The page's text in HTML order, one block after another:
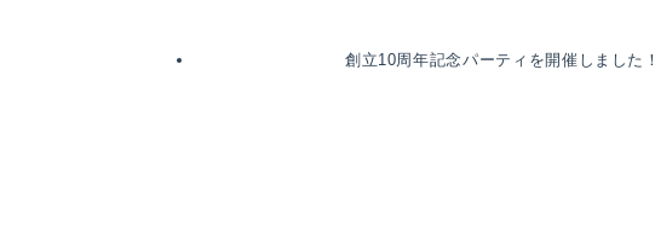
創立10周年記念パーティを開催しました！